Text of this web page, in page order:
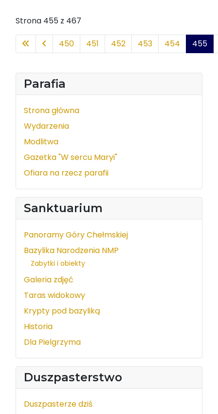
Parafia
Strona główna
Wydarzenia
Modlitwa
Gazetka "W sercu Maryi"
Ofiara na rzecz parafii
Sanktuarium
Panoramy Góry Chełmskiej
Bazylika Narodzenia NMP
Zabytki i obiekty
Galeria zdjęć
Taras widokowy
Krypty pod bazyliką
Historia
Dla Pielgrzyma
Duszpasterstwo
Duszpasterze dziś
Strona 455 z 467
450 451 452 453 454 455